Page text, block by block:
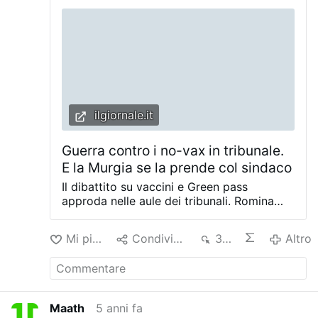
ilgiornale.it
Guerra contro i no-vax in tribunale.
E la Murgia se la prende col sindaco
Il dibattito su vaccini e Green pass
approda nelle aule dei tribunali. Romina
Montecitorio, ha presenato un esposto in
procura insieme al collega di schieramento
Andrea Frailis. I due parlamentari sardi
dei manifesti comparsi nel capoluogo negli
Mi piace Condividere 329 Altro
Maath
5 anni fa